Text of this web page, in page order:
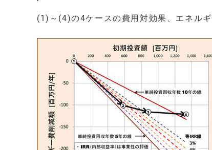
(1)～(4)の4ケースの費用対効果、エネル